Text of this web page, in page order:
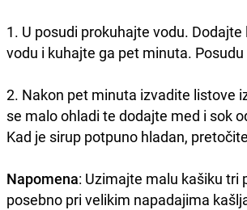
1. U posudi prokuhajte vodu. Dodajte
vodu i kuhajte ga pet minuta.
2. Nakon pet minuta izvadite listove
se malo ohladi te dodajte med i sok
Kad je sirup potpuno hladan,
Napomena: Uzimajte malu kašiku tri
posebno pri velikim napadajima